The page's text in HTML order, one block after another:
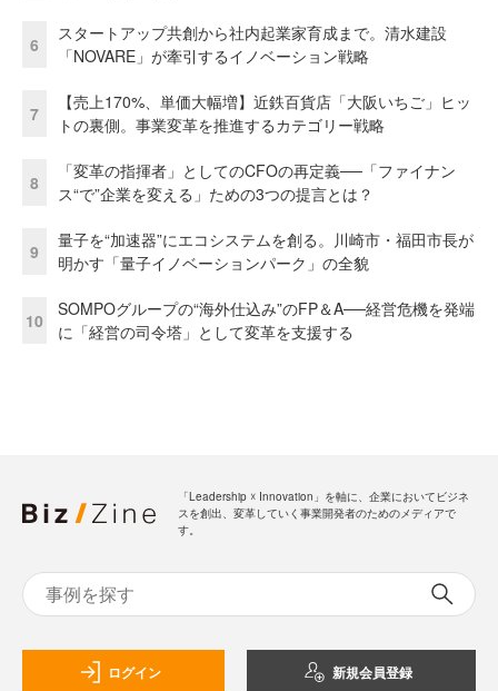
6
スタートアップ共創から社内起業家育成まで。清水建設
「NOVARE」が牽引するイノベーション戦略
7
【売上170%、単価大幅増】近鉄百貨店「大阪いちご」ヒッ
トの裏側。事業変革を推進するカテゴリー戦略
8
「変革の指揮者」としてのCFOの再定義──「ファイナン
ス“で”企業を変える」ための3つの提言とは？
9
量子を“加速器”にエコシステムを創る。川崎市・福田市長が
明かす「量子イノベーションパーク」の全貌
10
SOMPOグループの“海外仕込み”のFP＆A──経営危機を発端
に「経営の司令塔」として変革を支援する
「Leadership ☓ Innovation」を軸に、企業においてビジネ
スを創出、変革していく事業開発者のためのメディアで
す。
ログイン 新規会員登録